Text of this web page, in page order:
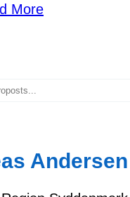
More
Andersen